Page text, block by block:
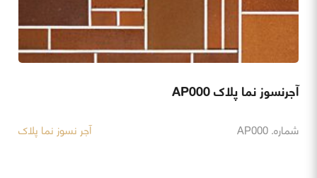
آجرنسوز نما پلاک AP000
شماره. AP000 آجر نسوز نما پلاک